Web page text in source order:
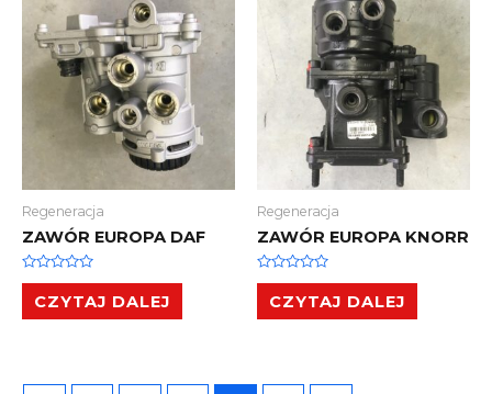
Regeneracja
ZAWÓR EUROPA DAF
Oceniono
na
5
CZYTAJ DALEJ
Regeneracja
ZAWÓR EUROPA KNORR
Oceniono
na
5
CZYTAJ DALEJ